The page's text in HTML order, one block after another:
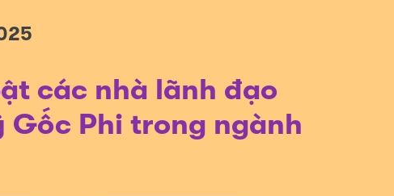
các nhà lãnh đạo
Gốc Phi trong ngành